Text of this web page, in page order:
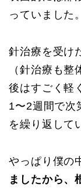
っていました。
針治療を受け
（針治療も
後はすごく軽
1〜2週間で次
を繰り返して
やっぱり僕の
ましたから、